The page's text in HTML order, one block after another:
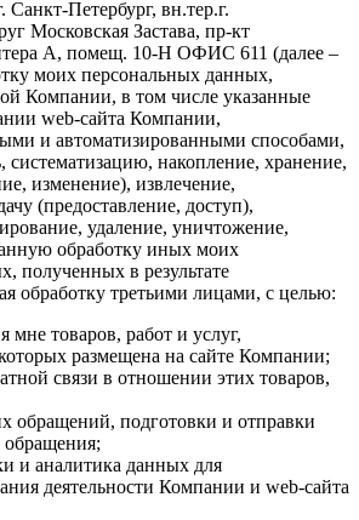
Санкт-Петербург, вн.тер.г.
Московская Застава, пр-кт
А, помещ. 10-Н ОФИС 611 (далее –
моих персональных данных,
Компании, в том числе указанные
web-сайта Компании,
и автоматизированными способами,
систематизацию, накопление, хранение,
изменение), извлечение,
(предоставление, доступ),
удаление, уничтожение,
обработку иных моих
полученных в результате
обработку третьими лицами, с целью:
мне товаров, работ и услуг,
размещена на сайте Компании;
связи в отношении этих товаров,
обращений, подготовки и отправки
обращения;
и аналитика данных для
деятельности Компании и web-сайта